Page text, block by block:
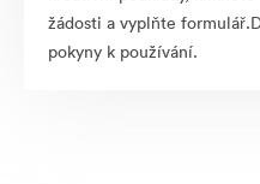
žádosti a vyplňte
pokyny k používání.